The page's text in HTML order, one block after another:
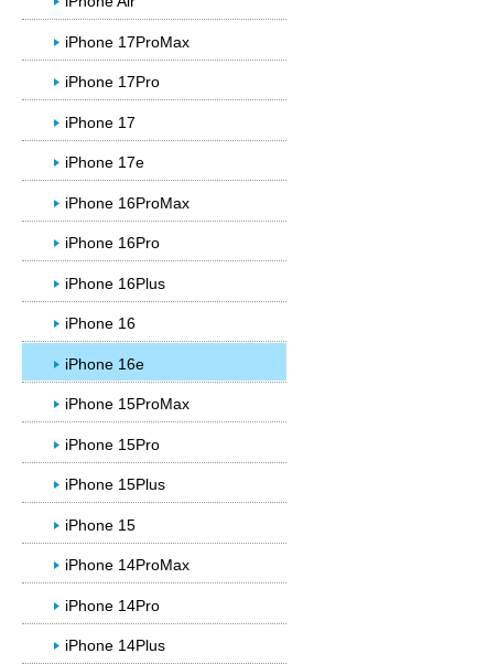
iPhone 17ProMax
iPhone 17Pro
iPhone 17
iPhone 17e
iPhone 16ProMax
iPhone 16Pro
iPhone 16Plus
iPhone 16
iPhone 16e
iPhone 15ProMax
iPhone 15Pro
iPhone 15Plus
iPhone 15
iPhone 14ProMax
iPhone 14Pro
iPhone 14Plus